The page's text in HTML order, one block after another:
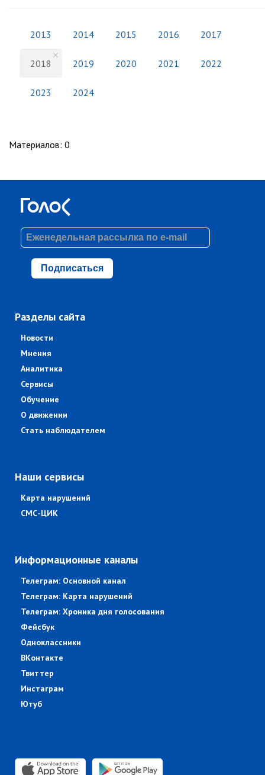
2013 2014 2015 2016 2017
2018 2019 2020 2021 2022
2023 2024
Материалов: 0
Подписаться
Разделы сайта
Новости
Мнения
Аналитика
Сервисы
Обучение
О движении
Стать наблюдателем
Наши сервисы
Карта нарушений
СМС-ЦИК
Информационные каналы
Телеграм: Основной канал
Телеграм: Карта нарушений
Телеграм: Хроника дня голосования
Фейсбук
Одноклассники
ВКонтакте
Твиттер
Инстаграм
Ютуб